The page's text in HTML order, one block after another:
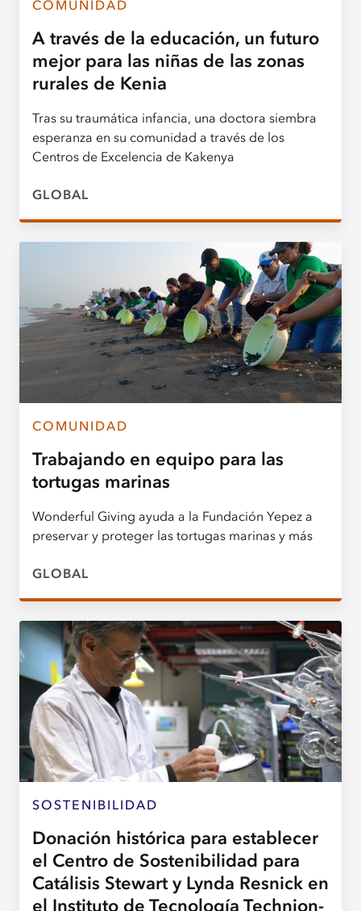
COMUNIDAD
A través de la educación, un futuro
mejor para las niñas de las zonas
rurales de Kenia
Tras su traumática infancia, una doctora siembra
esperanza en su comunidad a través de los
Centros de Excelencia de Kakenya
GLOBAL
COMUNIDAD
Trabajando en equipo para las
tortugas marinas
Wonderful Giving ayuda a la Fundación Yepez a
preservar y proteger las tortugas marinas y más
GLOBAL
SOSTENIBILIDAD
Donación histórica para establecer
el Centro de Sostenibilidad para
Catálisis Stewart y Lynda Resnick en
el Instituto de Tecnología Technion-